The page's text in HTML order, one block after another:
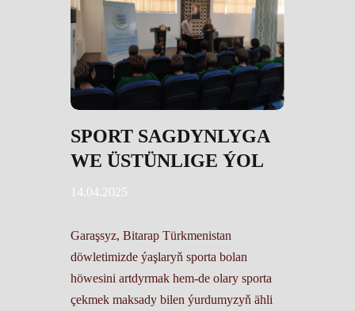
SPORT SAGDYNLYGA
WE ÜSTÜNLIGE ÝOL
14.04.2025
Garaşsyz, Bitarap Türkmenistan
döwletimizde ýaşlaryň sporta bolan
höwesini artdyrmak hem-de olary sporta
çekmek maksady bilen ýurdumyzyň ähli